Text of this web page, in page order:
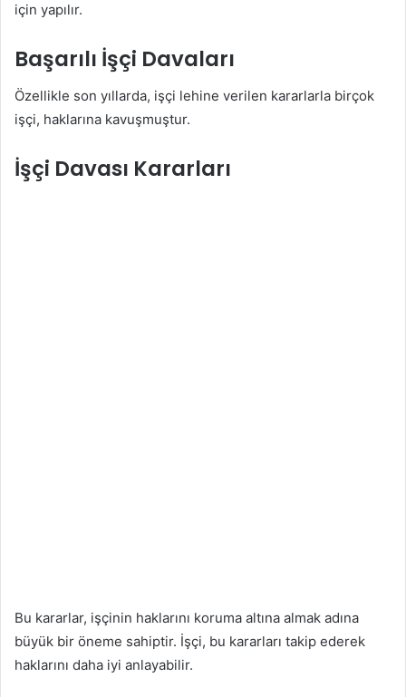
için yapılır.
Başarılı İşçi Davaları
Özellikle son yıllarda, işçi lehine verilen kararlarla birçok
işçi, haklarına kavuşmuştur.
İşçi Davası Kararları
Bu kararlar, işçinin haklarını koruma altına almak adına
büyük bir öneme sahiptir. İşçi, bu kararları takip ederek
haklarını daha iyi anlayabilir.